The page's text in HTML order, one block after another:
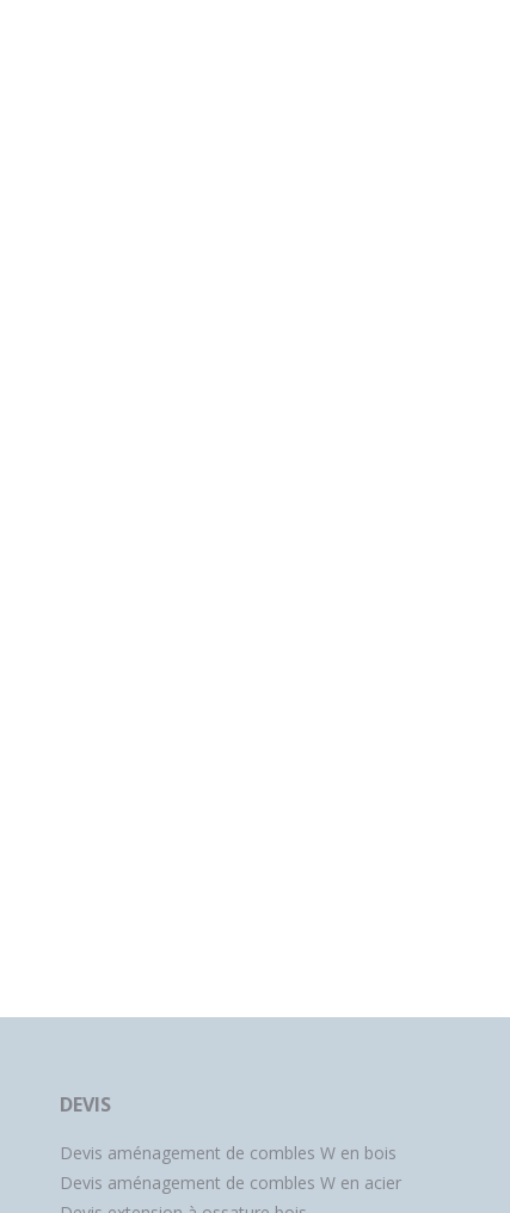
DEVIS
Devis aménagement de combles W en bois
Devis aménagement de combles W en acier